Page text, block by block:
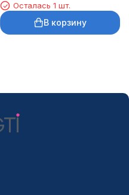
RCA, ход 2,3 мм
Осталась 1 шт.
В корзину